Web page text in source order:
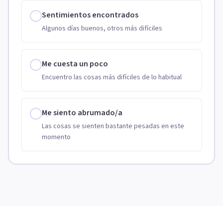
Sentimientos encontrados
Algunos días buenos, otros más difíciles
Me cuesta un poco
Encuentro las cosas más difíciles de lo habitual
Me siento abrumado/a
Las cosas se sienten bastante pesadas en este
momento